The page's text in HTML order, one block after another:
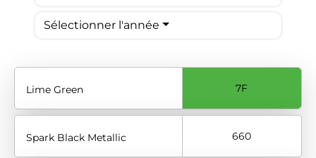
Sélectionner l'année
Lime Green 7F
Spark Black Metallic 660